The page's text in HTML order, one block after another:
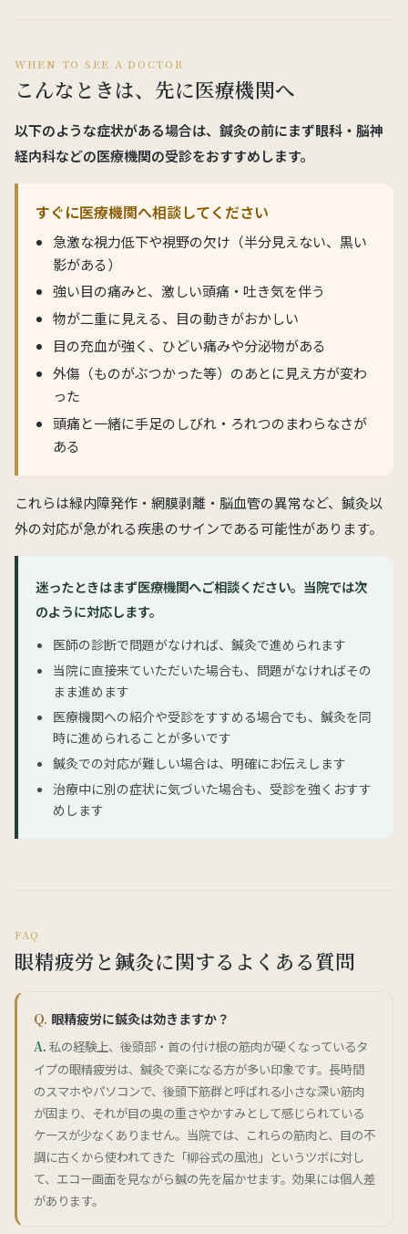
WHEN TO SEE A DOCTOR
こんなときは、先に医療機関へ
以下のような症状がある場合は、鍼灸の前にまず眼科・脳神
経内科などの医療機関の受診をおすすめします。
すぐに医療機関へ相談してください
急激な視力低下や視野の欠け（半分見えない、黒い
影がある）
強い目の痛みと、激しい頭痛・吐き気を伴う
物が二重に見える、目の動きがおかしい
目の充血が強く、ひどい痛みや分泌物がある
外傷（ものがぶつかった等）のあとに見え方が変わ
った
頭痛と一緒に手足のしびれ・ろれつのまわらなさが
ある
これらは緑内障発作・網膜剥離・脳血管の異常など、鍼灸以
外の対応が急がれる疾患のサインである可能性があります。
迷ったときはまず医療機関へご相談ください。当院では次
のように対応します。
医師の診断で問題がなければ、鍼灸で進められます
当院に直接来ていただいた場合も、問題がなければその
まま進めます
医療機関への紹介や受診をすすめる場合でも、鍼灸を同
時に進められることが多いです
鍼灸での対応が難しい場合は、明確にお伝えします
治療中に別の症状に気づいた場合も、受診を強くおすす
めします
FAQ
眼精疲労と鍼灸に関するよくある質問
眼精疲労に鍼灸は効きますか？
私の経験上、後頭部・首の付け根の筋肉が硬くなっているタ
イプの眼精疲労は、鍼灸で楽になる方が多い印象です。長時間
のスマホやパソコンで、後頭下筋群と呼ばれる小さな深い筋肉
が固まり、それが目の奥の重さやかすみとして感じられている
ケースが少なくありません。当院では、これらの筋肉と、目の不
調に古くから使われてきた「柳谷式の風池」というツボに対し
て、エコー画面を見ながら鍼の先を届かせます。効果には個人差
があります。